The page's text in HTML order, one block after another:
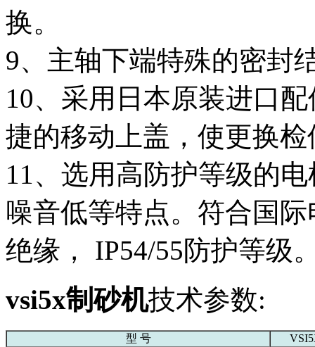
换。
9、主轴下端特殊的密封
10、采用日本原装进口
捷的移动上盖，使更换
11、选用高防护等级的
噪音低等特点。符合国
绝缘， IP54/55防护等级
vsi5x制砂机技术参数:
型 号